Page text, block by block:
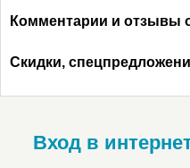
Комментарии и отзывы
Скидки,
Вход в